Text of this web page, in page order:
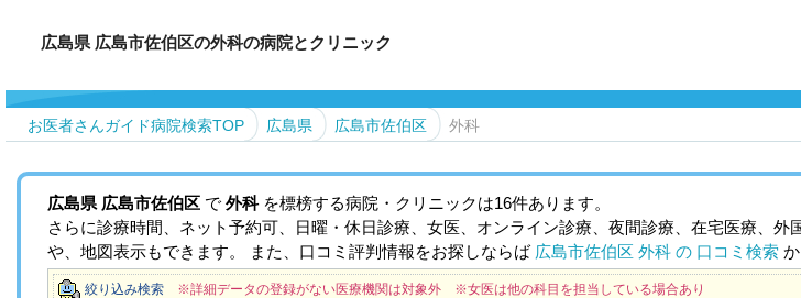
広島県 広島市佐伯区の外科の病院とクリニック
お医者さんガイド病院検索TOP 広島県 広島市佐伯区 外科
広島県 広島市佐伯区 で 外科を標榜する病院・クリニックは16件あります。
さらに診療時間、ネット予約可、日曜・休日診療、女医、オンライン診療、夜間診療、在宅医療、外
や、地図表示もできます。 また、口コミ評判情報をお探しならば 広島市佐伯区 外科 の 口コミ検索
絞り込み検索 ※詳細データの登録がない医療機関は対象外 ※女医は他の科目を担当している場合あり